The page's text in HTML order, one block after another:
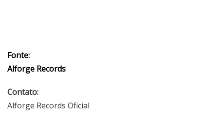
Fonte:
Alforge Records
Contato:
Alforge Records Oficial